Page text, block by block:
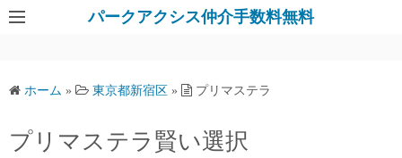
パークアクシス仲介手数料無料
ホーム » 東京都新宿区 » プリマステラ
プリマステラ賢い選択